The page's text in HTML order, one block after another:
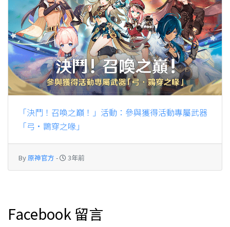
「決鬥！召喚之巔！」活動：參與獲得活動專屬武器
「弓·䴉穿之喙」
By 原神官方 - 3年前
Facebook 留言